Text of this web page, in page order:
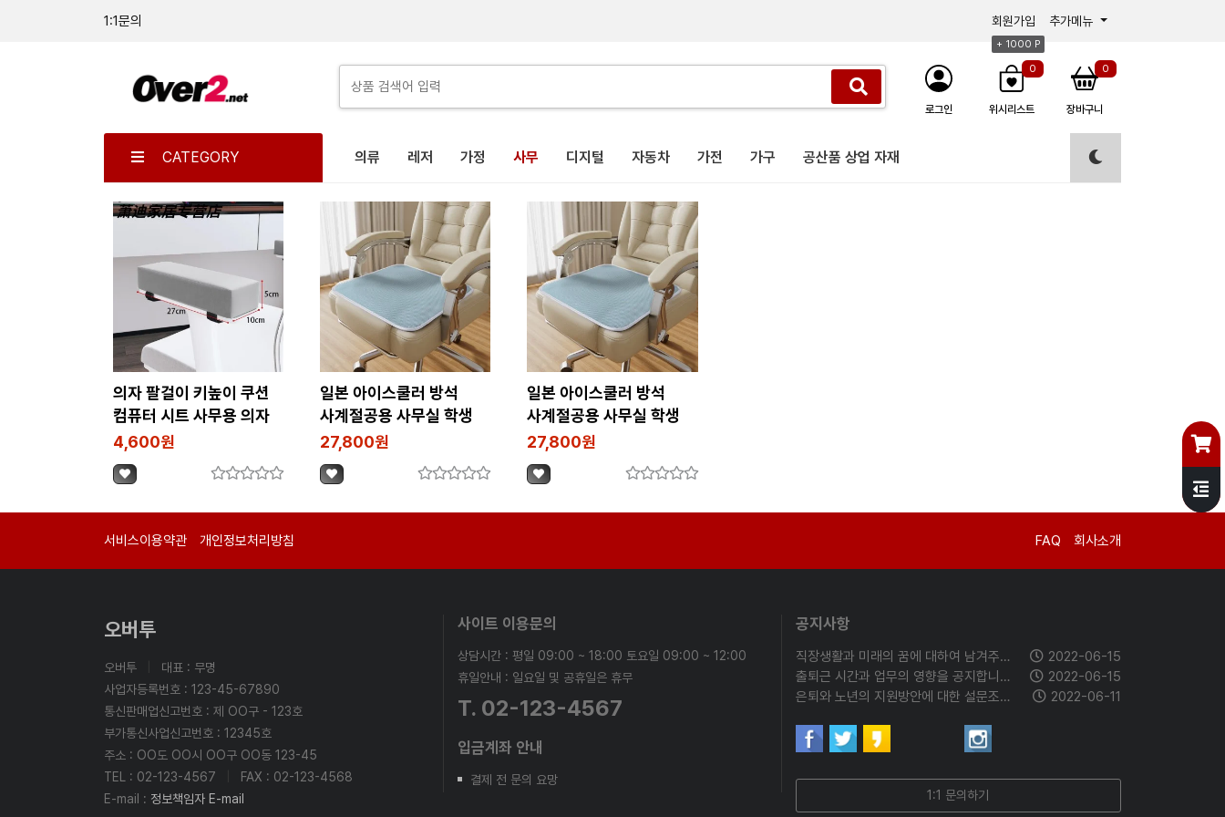
1:1문의 회원가입
+ 1000 P
추가메뉴
로그인
0
위시리스트
0
장바구니
CATEGORY 의류 레저 가정 사무 디지털 자동차 가전 가구 공산품 상업 자재
의자 팔걸이 키높이 쿠션
컴퓨터 시트 사무용 의자
e스포츠 의자 팔걸이
팔꿈치 받침대 높이
스펀지 쿠션
4,600원
일본 아이스쿨러 방석
사계절공용 사무실 학생
기숙사
27,800원
일본 아이스쿨러 방석
사계절공용 사무실 학생
기숙사
27,800원
서비스이용약관 개인정보처리방침 FAQ 회사소개
오버투
오버투
대표 : 무명
사업자등록번호 : 123-45-67890
통신판매업신고번호 : 제 OO구 - 123호
부가통신사업신고번호 : 12345호
주소 : OO도 OO시 OO구 OO동 123-45
TEL : 02-123-4567
FAX : 02-123-4568
E-mail : 정보책임자 E-mail
사이트 이용문의
상담시간 : 평일 09:00 ~ 18:00 토요일 09:00 ~ 12:00
휴일안내 : 일요일 및 공휴일은 휴무
T. 02-123-4567
입금계좌 안내
결제 전 문의 요망
공지사항
직장생활과 미래의 꿈에 대하여 남겨주세요.
2022-06-15
출퇴근 시간과 업무의 영향을 공지합니다.
2022-06-15
은퇴와 노년의 지원방안에 대한 설문조사에 참여해 주세요.
2022-06-11
1:1 문의하기